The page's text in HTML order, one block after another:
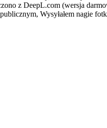
z DeepL.com (wersja
Wysyłałem nagie